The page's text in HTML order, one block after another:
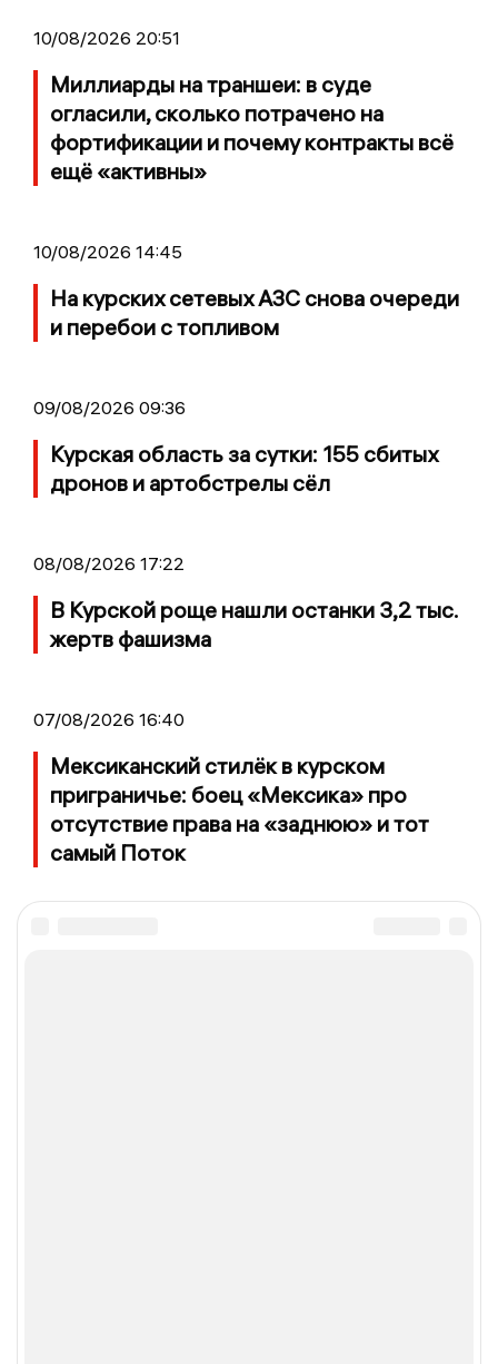
10/08/2026 20:51
Миллиарды на траншеи: в суде
огласили, сколько потрачено на
фортификации и почему контракты всё
ещё «активны»
10/08/2026 14:45
На курских сетевых АЗС снова очереди
и перебои с топливом
09/08/2026 09:36
Курская область за сутки: 155 сбитых
дронов и артобстрелы сёл
08/08/2026 17:22
В Курской роще нашли останки 3,2 тыс.
жертв фашизма
07/08/2026 16:40
Мексиканский стилёк в курском
приграничье: боец «Мексика» про
отсутствие права на «заднюю» и тот
самый Поток